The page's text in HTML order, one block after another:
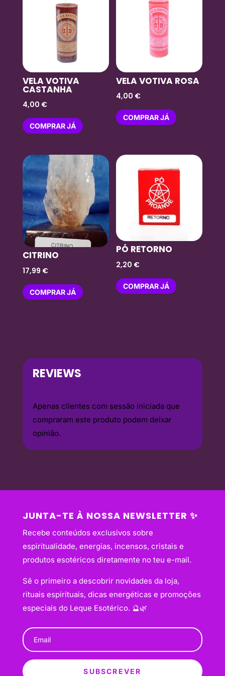
VELA VOTIVA
CASTANHA
4,00 €
COMPRAR JÁ
VELA VOTIVA ROSA
4,00 €
COMPRAR JÁ
CITRINO
17,99 €
COMPRAR JÁ
PÓ RETORNO
2,20 €
COMPRAR JÁ
REVIEWS
Apenas clientes com sessão iniciada que
compraram este produto podem deixar
opinião.
JUNTA-TE À NOSSA NEWSLETTER ✨
Recebe conteúdos exclusivos sobre
espiritualidade, energias, incensos, cristais e
produtos esotéricos diretamente no teu e-mail.
Sê o primeiro a descobrir novidades da loja,
rituais espirituais, dicas energéticas e promoções
especiais do Leque Esotérico. 🔮🌿
SUBSCREVER